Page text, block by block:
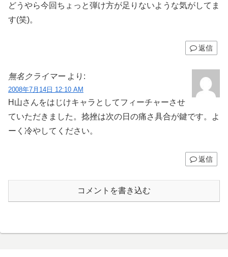
どうやら今回ちょっと弾け方が足りないような気がしてま
す(笑)。
返信
無名クライマー より:
2008年7月14日 12:10 AM
H山さんをはじけキャラとしてフィーチャーさせ
ていただきました。捻挫は次の日の痛さ具合が鍵です。よ
ーく冷やしてください。
返信
コメントを書き込む